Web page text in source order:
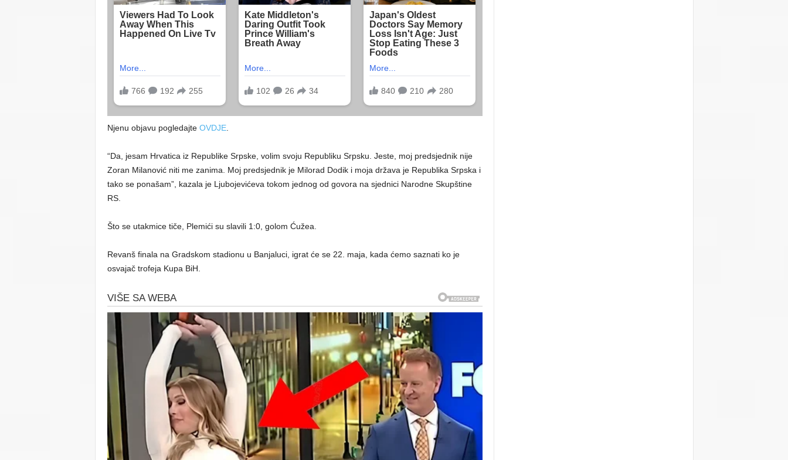
Njenu objavu pogledajte OVDJE.
“Da, jesam Hrvatica iz Republike Srpske, volim svoju Republiku Srpsku. Jeste, moj predsjednik nije
Zoran Milanović niti me zanima. Moj predsjednik je Milorad Dodik i moja država je Republika Srpska i
tako se ponašam”, kazala je Ljubojevićeva tokom jednog od govora na sjednici Narodne Skupštine
RS.
Što se utakmice tiče, Plemići su slavili 1:0, golom Ćužea.
Revanš finala na Gradskom stadionu u Banjaluci, igrat će se 22. maja, kada ćemo saznati ko je
osvajač trofeja Kupa BiH.